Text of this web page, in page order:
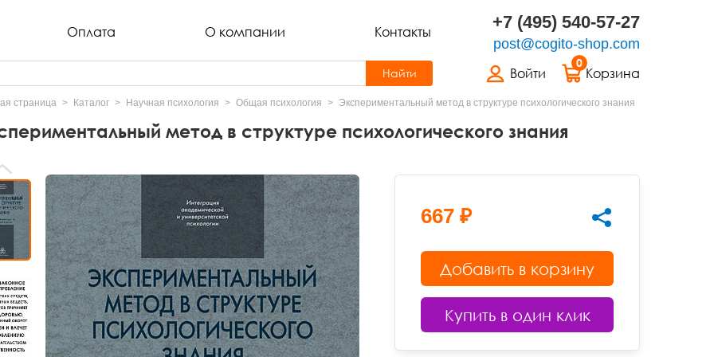
Оплата О компании Контакты +7 (495) 540-57-27
post@cogito-shop.com
Войти
0
Корзина
Найти
страница Каталог Научная психология Общая психология Экспериментальный метод в структуре психологического знания
метод в структуре психологического знания
667 ₽
Добавить в корзину
Купить в один клик